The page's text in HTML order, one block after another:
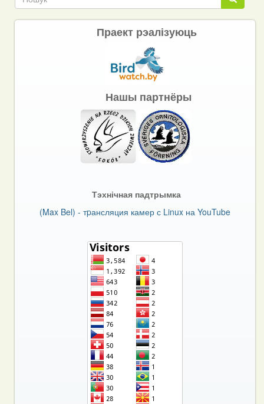
Праект рэалізуюць
Нашы партнёры
Тэхнічная падтрымка
(Max Bel) - тpансляция камер с Linux на YouTube